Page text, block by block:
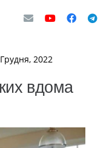
2022
вдома